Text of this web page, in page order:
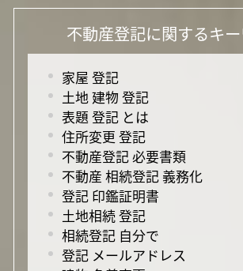
不動産登記に関するキ
家屋 登記
土地 建物 登記
表題 登記 とは
住所変更 登記
不動産登記 必要書類
不動産 相続登記 義務化
登記 印鑑証明書
土地相続 登記
相続登記 自分で
登記 メールアドレス